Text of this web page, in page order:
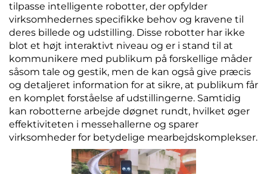
tilpasse intelligente robotter, der opfylder
virksomhedernes specifikke behov og kravene til
deres billede og udstilling. Disse robotter har ikke
blot et højt interaktivt niveau og er i stand til at
kommunikere med publikum på forskellige måder
såsom tale og gestik, men de kan også give præcis
og detaljeret information for at sikre, at publikum får
en komplet forståelse af udstillingerne. Samtidig
kan robotterne arbejde døgnet rundt, hvilket øger
effektiviteten i messehallerne og sparer
virksomheder for betydelige mearbejdskomplekser.